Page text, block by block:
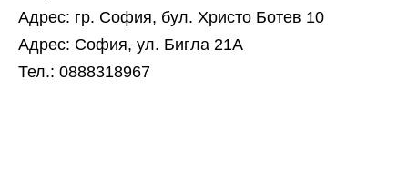
Адрес: гр. София, бул. Христо Ботев 10
Адрес: София, ул. Бигла 21А
Тел.: 0888318967